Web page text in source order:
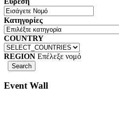
Κατηγορίες
COUNTRY
REGION Επέλεξε νομό
Event Wall